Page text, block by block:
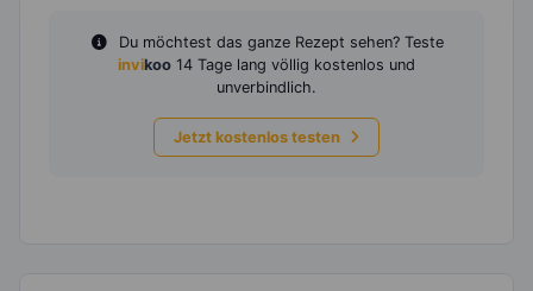
Du möchtest das ganze Rezept sehen? Teste
invikoo 14 Tage lang völlig kostenlos und
unverbindlich.
Jetzt kostenlos testen